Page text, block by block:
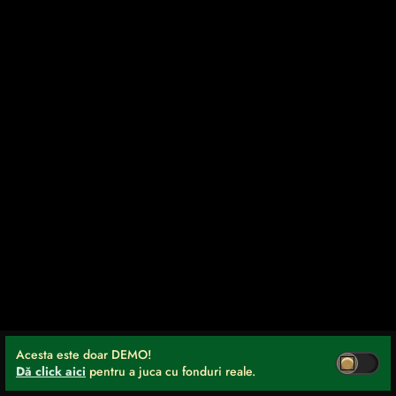
Acesta este doar DEMO!
Dă click aici pentru a juca cu fonduri reale.